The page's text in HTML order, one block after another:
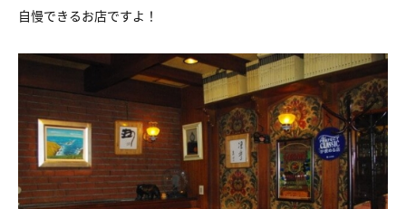
おいしいカクテルはつい飲み過ぎてしまいがちですが、この店で
は、客が注文をしても様子を見てやんわり止めてくれます。ま
た、注文がなければ、店の方からお代わりを促すこともありませ
ん。
お酒が好きな人はもちろん、あまり飲めないけれど、雰囲気を楽
しみたいという人にも安心です。